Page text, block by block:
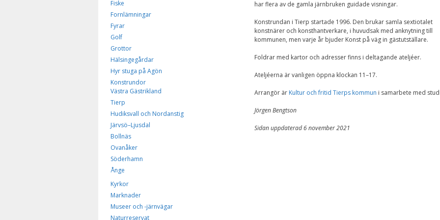
har flera av de gamla järnbruken guidade visningar.
Konstrundan i Tierp startade 1996. Den brukar samla sextiotalet
konstnärer och konsthantverkare, i huvudsak med anknytning till
kommunen, men varje år bjuder Konst på väg in gästutställare.
Foldrar med kartor och adresser finns i deltagande ateljéer.
Ateljéerna är vanligen öppna klockan 11–17.
Arrangör är Kultur och fritid Tierps kommun i samarbete med
Jörgen Bengtson
Sidan uppdaterad 6 november 2021
Fiske
Fornlämningar
Fyrar
Golf
Grottor
Hälsingegårdar
Hyr stuga på Agön
Konstrundor
Västra Gästrikland
Tierp
Hudiksvall och Nordanstig
Järvsö–Ljusdal
Bollnäs
Ovanåker
Söderhamn
Ånge
Kyrkor
Marknader
Museer och -järnvägar
Naturreservat
Nödvändiga
inte att välja
bort. De behövs
för att
huvud taget
Statistik
hemsidans